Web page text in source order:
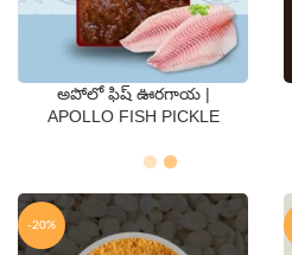
QTY
అపోలో ఫిష్ ఊరగాయ |
APOLLO FISH PICKLE
-20%